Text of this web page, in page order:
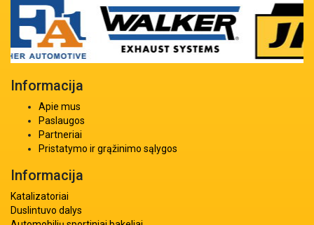
Informacija
Apie mus
Paslaugos
Partneriai
Pristatymo ir grąžinimo sąlygos
Informacija
Katalizatoriai
Duslintuvo dalys